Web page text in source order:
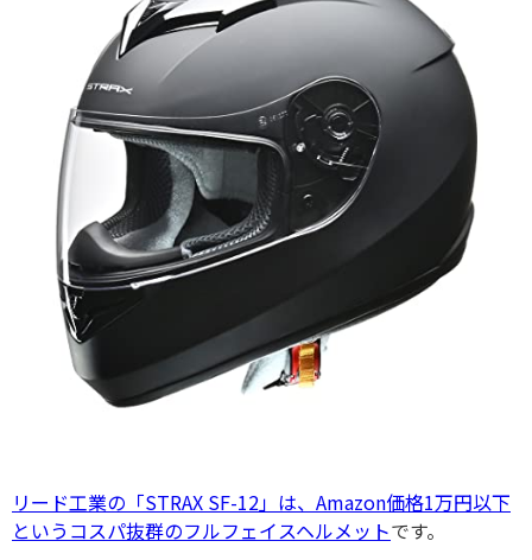
リード工業の「STRAX SF-12」は、Amazon価格1万円以下
というコスパ抜群のフルフェイスヘルメットです。